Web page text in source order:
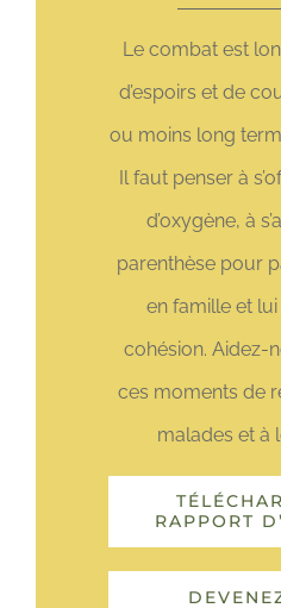
Le combat est
d’espoirs et de
ou moins long
Il faut penser à
d’oxygène, à
parenthèse pour
en famille et
cohésion. Aidez-
ces moments de
malades et à
RAPPORT